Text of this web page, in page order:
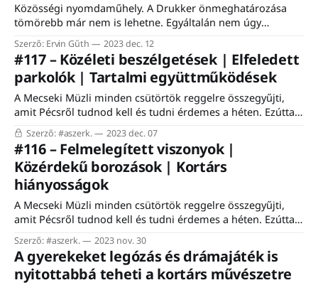
Közösségi nyomdaműhely. A Drukker önmeghatározása
tömörebb már nem is lehetne. Egyáltalán nem úgy
működnek mint egy kereskedelmi nyomda, teljesen mások
a céljaik is. Na, de mik ezek? Hogyan működik egy ilyen
kreatív kisközösség? Hogyan lehet életben tartani? Hogyan
lehet összehozni a régió hasonló műhelyeit? Hogyan lehet
agyondigitalizált világunkban az analóg
Szerző: Ervin Gűth 2023 dec. 12
#117 – Közéleti beszélgetések | Elfeledett
parkolók | Tartalmi együttműködések
A Mecseki Müzli minden csütörtök reggelre összegyűjti,
amit Pécsről tudnod kell és tudni érdemes a héten. Ezúttal
csak az előfizetők kapják a teljes hírlevelet. #aszerk.
Hirdetések továbbra sem lesznek a hírlevélben, de
normális tartalmi együttműködésekre eddig is nyitott
voltam, ezután is nyitott leszek. Az egyik forma a hírlevél-,
rovat-, podcastszponzoráció
Szerző: #aszerk. 2023 dec. 07
#116 – Felmelegített viszonyok |
Közérdekű borozások | Kortárs
hiányosságok
A Mecseki Müzli minden csütörtök reggelre összegyűjti,
amit Pécsről tudnod kell és tudni érdemes a héten. Ezúttal
az ingyenes feliratkozók is a teljes hírlevelet kapják. Nincs
ez mindig így! Ha mindig a teljes hírlevelet szeretnéd,
akkor most válts előfizetésre! Részletek: itt. #aszerk.
Szolgálati közlemény 1.: Az infláció minket is utolért,
Szerző: #aszerk. 2023 nov. 30
A gyerekeket legózás és drámajáték is
nyitottabbá teheti a kortárs művészetre